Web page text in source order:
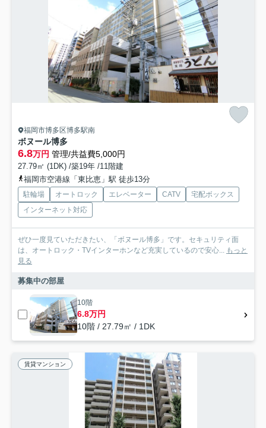
福岡市博多区博多駅南
ボヌール博多
6.8万円 管理/共益費5,000円
27.79㎡ (1DK) /築19年 /11階建
福岡市空港線「東比恵」駅 徒歩13分
駐輪場 オートロック エレベーター CATV
宅配ボックス
インターネット対応
ぜひ一度見ていただきたい、「ボヌール博多」です。セキュリティ面
は、オートロック・TVインターホンなど充実しているので安心...
もっと
見る
募集中の部屋
10階
6.8万円
10階 / 27.79㎡ / 1DK
賃貸マンション